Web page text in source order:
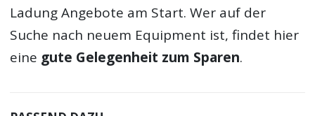
Ladung Angebote am Start. Wer auf der
Suche nach neuem Equipment ist, findet hier
eine gute Gelegenheit zum Sparen.